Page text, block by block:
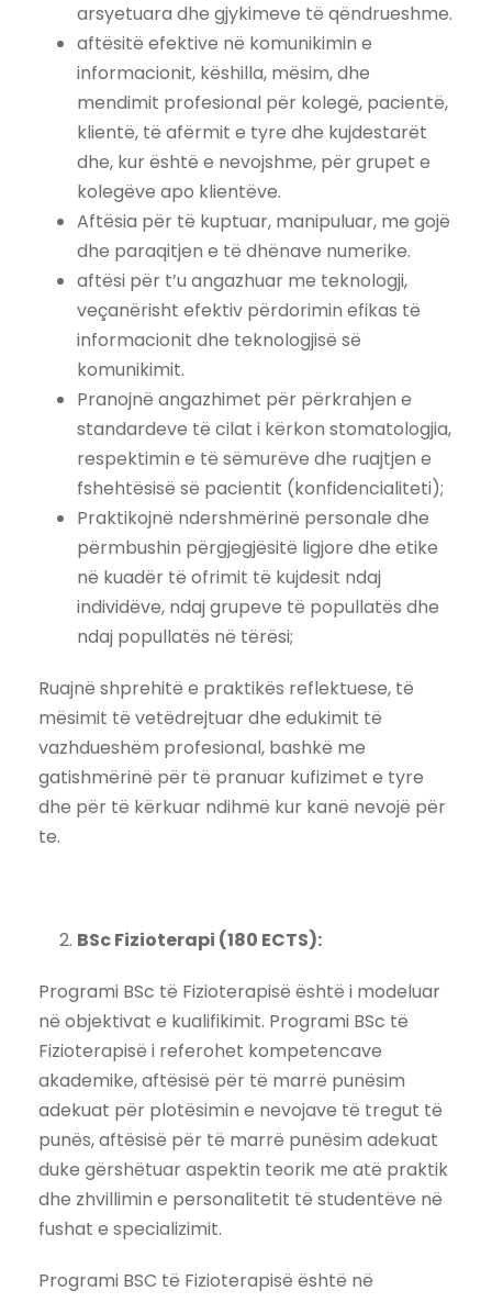
arsyetuara dhe gjykimeve të qëndrueshme.
aftësitë efektive në komunikimin e
informacionit, këshilla, mësim, dhe
mendimit profesional për kolegë, pacientë,
klientë, të afërmit e tyre dhe kujdestarët
dhe, kur është e nevojshme, për grupet e
kolegëve apo klientëve.
Aftësia për të kuptuar, manipuluar, me gojë
dhe paraqitjen e të dhënave numerike.
aftësi për t’u angazhuar me teknologji,
veçanërisht efektiv përdorimin efikas të
informacionit dhe teknologjisë së
komunikimit.
Pranojnë angazhimet për përkrahjen e
standardeve të cilat i kërkon stomatologjia,
respektimin e të sëmurëve dhe ruajtjen e
fshehtësisë së pacientit (konfidencialiteti);
Praktikojnë ndershmërinë personale dhe
përmbushin përgjegjësitë ligjore dhe etike
në kuadër të ofrimit të kujdesit ndaj
individëve, ndaj grupeve të popullatës dhe
ndaj popullatës në tërësi;
Ruajnë shprehitë e praktikës reflektuese, të
mësimit të vetëdrejtuar dhe edukimit të
vazhdueshëm profesional, bashkë me
gatishmërinë për të pranuar kufizimet e tyre
dhe për të kërkuar ndihmë kur kanë nevojë për
te.
BSc Fizioterapi (180 ECTS):
Programi BSc të Fizioterapisë është i modeluar
në objektivat e kualifikimit. Programi BSc të
Fizioterapisë i referohet kompetencave
akademike, aftësisë për të marrë punësim
adekuat për plotësimin e nevojave të tregut të
punës, aftësisë për të marrë punësim adekuat
duke gërshëtuar aspektin teorik me atë praktik
dhe zhvillimin e personalitetit të studentëve në
fushat e specializimit.
Programi BSC të Fizioterapisë është në